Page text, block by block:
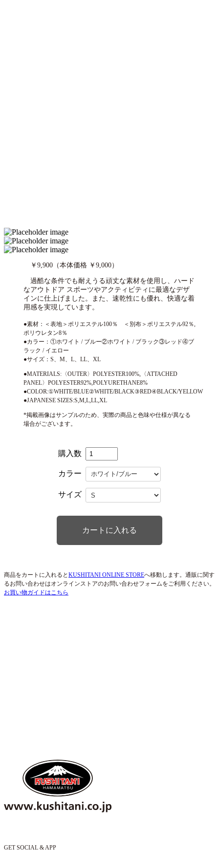
￥9,900（本体価格 ￥9,000）
過酷な条件でも耐えうる頑丈な素材を使用し、ハード
なアウトドア スポーツやアクティビティに最適なデザ
インに仕上げました。また、速乾性にも優れ、快適な着
用感を実現しています。
●素材：＜表地＞ポリエステル100％ ＜別布＞ポリエステル92％,
ポリウレタン8％
●カラー：①ホワイト / ブルー②ホワイト / ブラック③レッド④ブ
ラック / イエロー
●サイズ：S、M、L、LL、XL
●MATERIALS:〈OUTER〉POLYESTER100%,〈ATTACHED
PANEL〉POLYESTER92%,POLYURETHANE8%
●COLOR:①WHITE/BLUE②WHITE/BLACK③RED④BLACK/YELLOW
●JAPANESE SIZES:S,M,L,LL,XL
*掲載画像はサンプルのため、実際の商品と色味や仕様が異なる
場合がございます。
購入数
カラー
サイズ
商品をカートに入れると KUSHITANI ONLINE STOREへ移動します。通販に関す
るお問い合わせはオンラインストアのお問い合わせフォームをご利用ください。
お買い物ガイドはこちら
GET SOCIAL & APP